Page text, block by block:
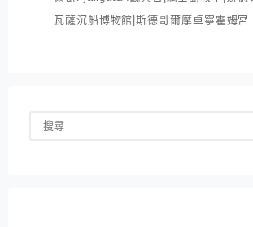
瓦薩沉船博物館|斯德哥爾摩卓寧霍姆宮